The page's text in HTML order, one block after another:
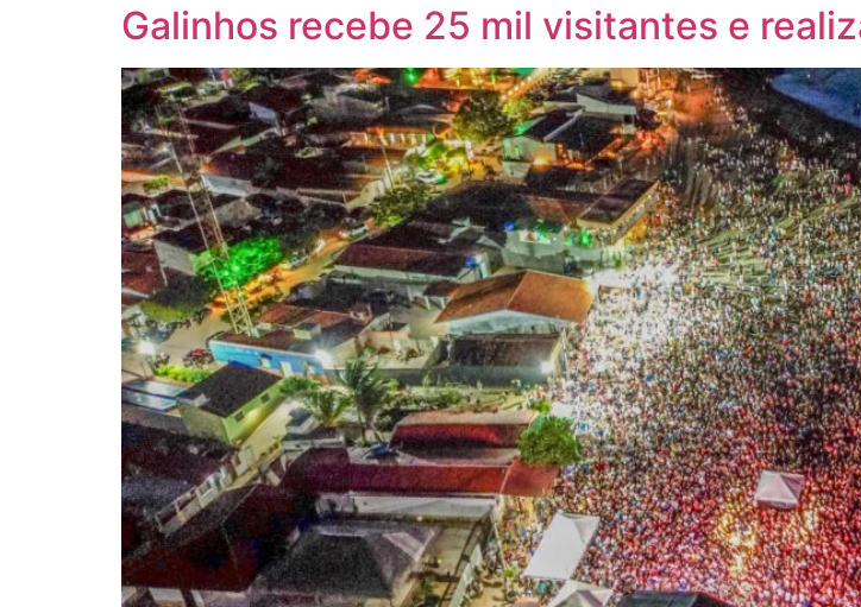
Galinhos recebe 25 mil visitantes e